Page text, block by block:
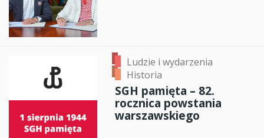
Ludzie i wydarzenia
Historia
SGH pamięta – 82.
rocznica powstania
warszawskiego